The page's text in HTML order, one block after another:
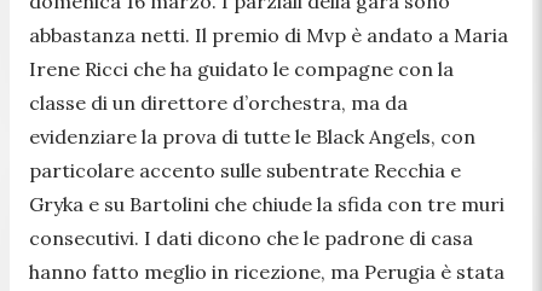
abbastanza netti. Il premio di Mvp è andato a Maria
Irene Ricci che ha guidato le compagne con la
classe di un direttore d’orchestra, ma da
evidenziare la prova di tutte le Black Angels, con
particolare accento sulle subentrate Recchia e
Gryka e su Bartolini che chiude la sfida con tre muri
consecutivi. I dati dicono che le padrone di casa
hanno fatto meglio in ricezione, ma Perugia è stata